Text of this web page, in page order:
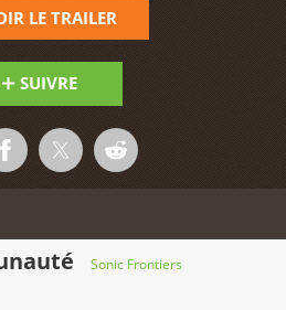
LE TRAILER
SUIVRE
Sonic Frontiers